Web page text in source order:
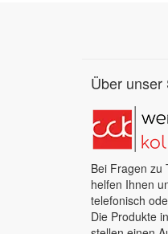
Über
Bei Fragen zu
helfen Ihnen
telefonisch
Die Produkte